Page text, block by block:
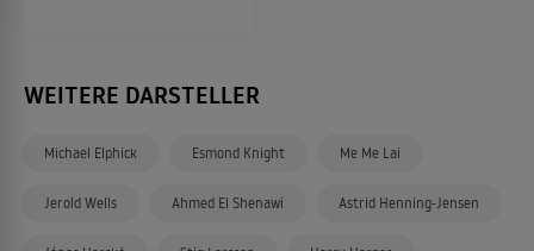
WEITERE DARSTELLER
Michael Elphick Esmond Knight Me Me Lai
Jerold Wells Ahmed El Shenawi Astrid Henning-Jensen